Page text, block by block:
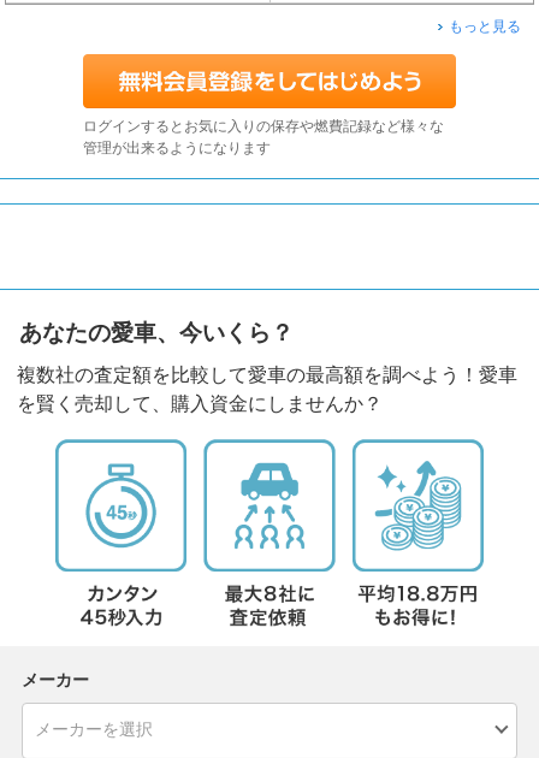
もっと見る
ログインするとお気に入りの保存や燃費記録など様々な
管理が出来るようになります
あなたの愛車、今いくら？
複数社の査定額を比較して愛車の最高額を調べよう！愛車
を賢く売却して、購入資金にしませんか？
メーカー